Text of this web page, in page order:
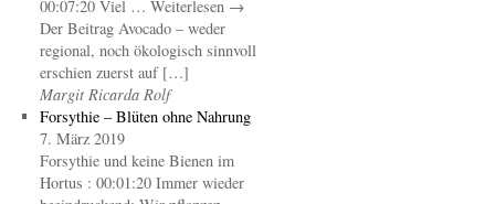
00:07:20 Viel … Weiterlesen →
Der Beitrag Avocado – weder
regional, noch ökologisch sinnvoll
erschien zuerst auf […]
Margit Ricarda Rolf
Forsythie – Blüten ohne Nahrung
7. März 2019
Forsythie und keine Bienen im
Hortus : 00:01:20 Immer wieder